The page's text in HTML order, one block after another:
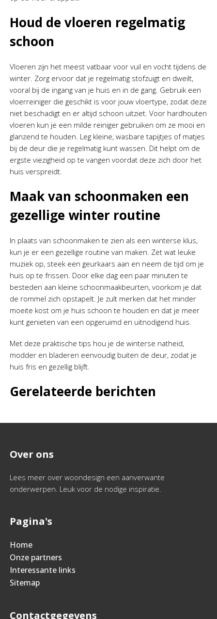
Houd de vloeren regelmatig
schoon
Vloeren zijn het meest vatbaar voor vuil en vocht tijdens de
winter. Zorg ervoor dat je regelmatig stofzuigt en dweilt,
vooral bij de ingang van je huis en in de gang. Gebruik een
vloerreiniger die geschikt is voor jouw vloertype, zodat deze
niet beschadigt en er altijd schoon uitziet. Voor hardhouten
vloeren kun je een milde reiniger gebruiken om ze mooi en
glanzend te houden. Leg kleine, wasbare tapijtjes of matjes
bij de deur die je regelmatig kunt wassen. Dit helpt om de
ergste viezigheid op te vangen voordat deze zich door het
huis verspreidt.
Maak van schoonmaken een
gezellige winter routine
In plaats van schoonmaken te zien als een winterse klus,
kun je er een gezellige routine van maken. Zet wat leuke
muziek op, steek een geurkaars aan en neem de tijd om je
huis op te frissen. Door elke dag een paar minuten te
besteden aan kleine schoonmaakbeurten, voorkom je dat
de rommel zich opstapelt. Je zult merken dat het minder
moeite kost om je huis schoon te houden en dat je meer
kunt genieten van een opgeruimd en uitnodigend huis.
Met deze praktische tips hou je de winterse natheid,
modder en bladeren eenvoudig buiten de deur, zodat je
huis fris en gezellig blijft.
Gerelateerde berichten
Over ons
Lees meer over woondesign een aanverwante
onderwerpen. Leuk voor de nodige inspiratie.
Pagina's
Home
Onze partners
Interessante links
Sitemap
Contactgegevens